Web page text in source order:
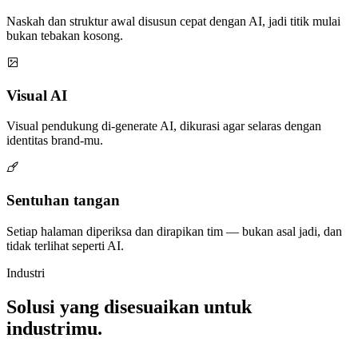
Naskah dan struktur awal disusun cepat dengan AI, jadi titik mulai
bukan tebakan kosong.
Visual AI
Visual pendukung di-generate AI, dikurasi agar selaras dengan
identitas brand-mu.
Sentuhan tangan
Setiap halaman diperiksa dan dirapikan tim — bukan asal jadi, dan
tidak terlihat seperti AI.
Industri
Solusi yang disesuaikan untuk
industrimu.